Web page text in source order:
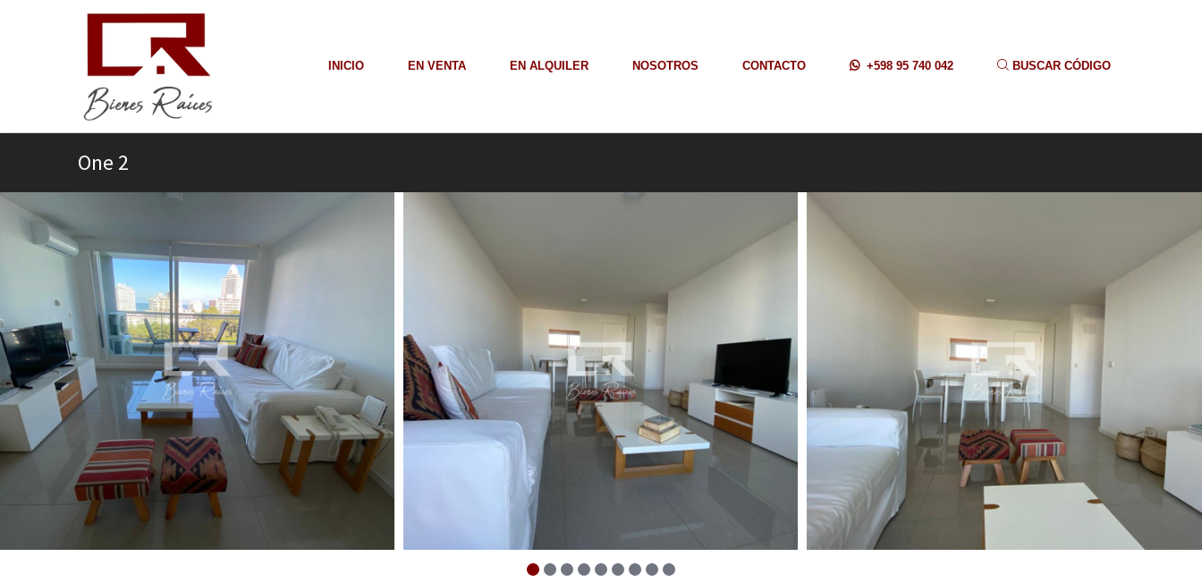
INICIO EN VENTA EN ALQUILER NOSOTROS CONTACTO +598 95 740 042 BUSCAR CÓDIGO
One 2